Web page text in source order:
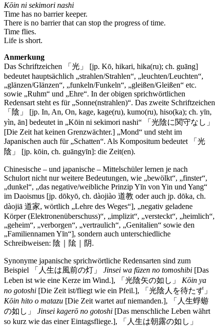
Kōin ni sekimori nashi
Time has no barrier keeper.
There is no barrier that can stop the progress of time.
Time flies.
Life is short.
Anmerkung
Das Schriftzeichen 「光」 [jp. Kō, hikari, hika(ru); ch. guāng]
bedeutet hauptsächlich „strahlen/Strahlen“, „leuchten/Leuchten“,
„glänzen/Glänzen“, „funkeln/Funkeln“, „gleißen/Gleißen“ etc.
sowie „Ruhm“ und „Ehre“. In der obigen sprichwörtlichen
Redensart steht es für „Sonne(nstrahlen)“. Das zweite Schriftzeichen
「陰」 [jp. In, An, On, kage, kage(ru), kumo(ru), hiso(ka); ch. yīn,
yìn, ān] bedeutet in „Kōin ni sekimori nashi“ 「光陰に関守なし」
[Die Zeit hat keinen Grenzwächter.] „Mond“ und steht im
Japanischen auch für „Schatten“. Als Kompositum bedeutet 「光
陰」 [jp. kōin, ch. guāngyīn]: die Zeit(en).
Chinesische – und japanische – Mittelschüler lernen je nach
Schulort nicht nur weitere Bedeutungen, wie „bewölkt“, „finster“,
„dunkel“, „das negative/weibliche Prinzip Yīn von Yin und Yang“
im Daoismus [jp. dōkyō, ch. dàojiào 道教 oder auch jp. dōka, ch.
dàojiā 道家, wörtlich „Lehre des Weges“], „negativ geladene
Körper (Elektronenüberschuss)“, „implizit“, „versteckt“, „heimlich“,
„geheim“, „verborgen“, „vertraulich“, „Genitalien“ sowie den
„Familiennamen Yīn“], sondern auch unterschiedliche
Schreibweisen: 陰｜隂｜阴.
Synonyme japanische sprichwörtliche Redensarten sind zum
Beispiel 「人生は風前の灯」 Jinsei wa fūzen no tomoshibi [Das
Leben ist wie eine Kerze im Wind.], 「光陰矢の如し」 Kōin ya
no gotoshi [Die Zeit ist/fliegt wie ein Pfeil.], 「光陰人を待たず」
Kōin hito o matazu [Die Zeit wartet auf niemanden.], 「人生蜉蝣
の如し」 Jinsei kagerō no gotoshi [Das menschliche Leben währt
so kurz wie das einer Eintagsfliege.], 「人生は朝露の如し」